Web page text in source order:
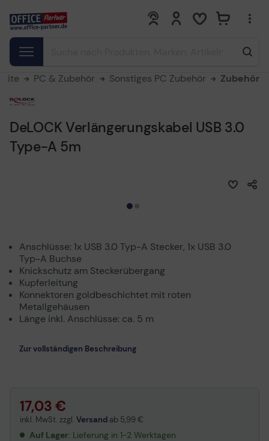
0 0
PC & Zubehör Sonstiges PC Zubehör Zubehör
DeLOCK Verlängerungskabel USB 3.0
Type-A 5m
Anschlüsse: 1x USB 3.0 Typ-A Stecker, 1x USB 3.0
Typ-A Buchse
Knickschutz am Steckerübergang
Kupferleitung
Konnektoren goldbeschichtet mit roten
Metallgehäusen
Länge inkl. Anschlüsse: ca. 5 m
Zur vollständigen Beschreibung
17,03 €
inkl. MwSt. zzgl. Versand ab 5,99 €
Auf Lager: Lieferung in 1-2 Werktagen